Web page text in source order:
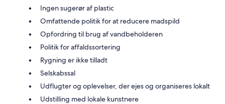
Ingen sugerør af plastic
Omfattende politik for at reducere madspild
Opfordring til brug af vandbeholderen
Politik for affaldssortering
Rygning er ikke tilladt
Selskabssal
Udflugter og oplevelser, der ejes og organiseres lokalt
Udstilling med lokale kunstnere